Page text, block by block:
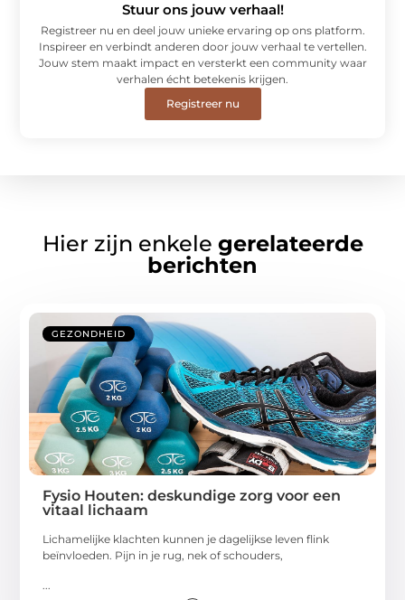
Stuur ons jouw verhaal!
Registreer nu en deel jouw unieke ervaring op ons platform.
Inspireer en verbindt anderen door jouw verhaal te vertellen.
Jouw stem maakt impact en versterkt een community waar
verhalen écht betekenis krijgen.
Registreer nu
Hier zijn enkele gerelateerde
berichten
GEZONDHEID
Fysio Houten: deskundige zorg voor een
vitaal lichaam
Lichamelijke klachten kunnen je dagelijkse leven flink
beïnvloeden. Pijn in je rug, nek of schouders,